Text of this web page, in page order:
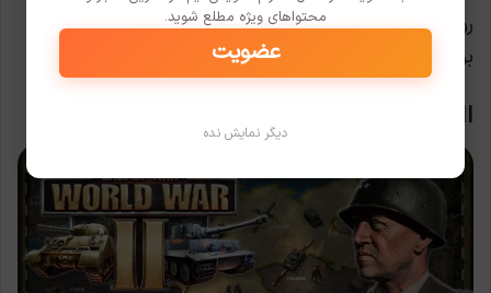
رویدادهای فصلی World of Warships که هر کدام رنگ و
بوی خاص خود را دارند.
Call of War: World War II
محتواهای ویژه مطلع شوید.
عضویت
دیگر نمایش نده